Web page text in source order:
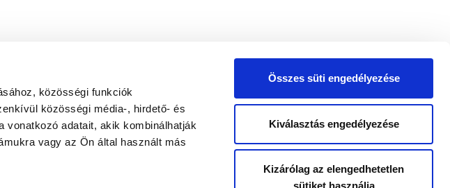
közösségi funkciók
közösségi média-, hirdető- és
vonatkozó adatait, akik kombinálhatják
vagy az Ön által használt más
Összes süti engedélyezése
Kiválasztás engedélyezése
Kizárólag az elengedhetetlen
sütiket használja